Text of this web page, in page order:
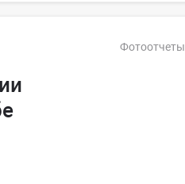
Фотоотчеты